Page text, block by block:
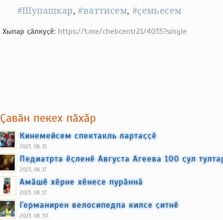
#Шупашкар,#ваттисем, #ҫемьесем
Хыпар ҫӑлкуҫӗ: https://t.me/chebcentr21/4035?single
Ҫавӑн пекех пӑхӑр
Кинемейсем спектакль лартаҫҫӗ
2023, 08, 15
Педиатрта ӗҫленӗ Августа Агеева 100 ҫул
2023, 08, 17
Амӑшӗ хӗрне хӗнесе пурӑннӑ
2023, 08, 17
Германирен велосипедпа килсе ҫитнӗ
2023, 08, 30